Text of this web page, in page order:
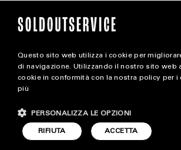
magazine
STYLE
FOOTWEAR
#CHESS
Questo sito web utilizza i cookie per
di navigazione. Utilizzando il nostro sito web
cookie in conformità con la nostra policy per i
più
ACCETTA
RIFIUTA
PERSONALIZZA LE OPZIONI